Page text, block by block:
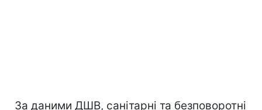
За даними ДШВ, санітарні та безповоротні